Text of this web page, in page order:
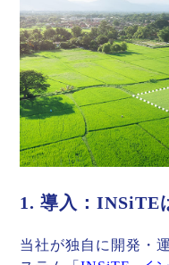
1. 導入：INSiTE
当社が独自に開発・